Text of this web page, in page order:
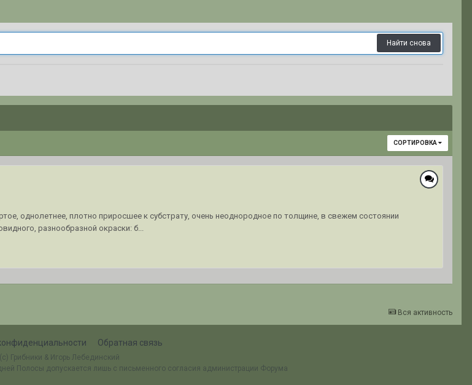
Найти снова
СОРТИРОВКА
однолетнее, плотно приросшее к субстрату, очень неоднородное по толщине, в свежем состоянии
разнообразной окраски: б...
Вся активность
Обратная связь
(c) Грибники & Игорь Лебединский
Полосы допускается лишь с письменного согласия администрации Форума